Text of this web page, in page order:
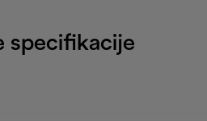
specifikacije